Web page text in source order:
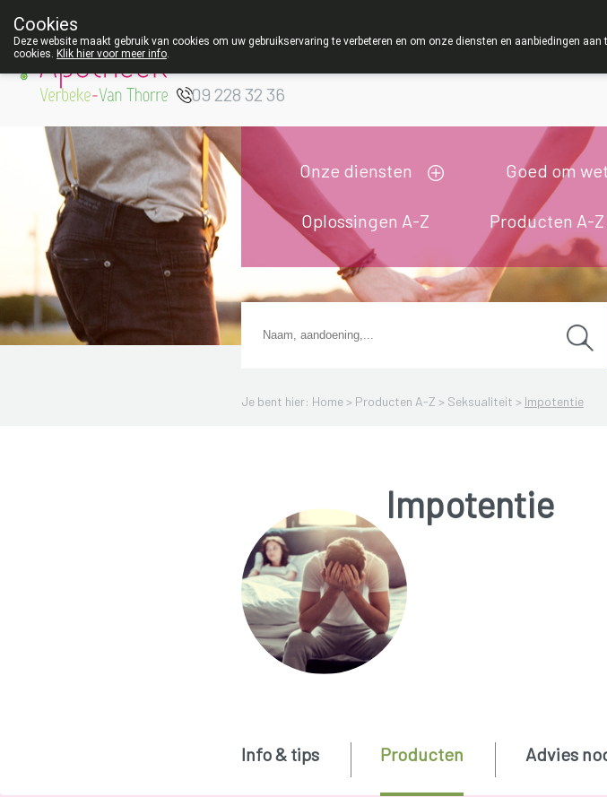
Apotheek Verbeke
09 228 32 36
Onze diensten Goed om
Oplossingen A-Z Producten A-Z
Je bent hier: Home > Producten A-Z > Seksualiteit > Impotentie
Impotentie
Info & tips Producten Advies
Cookies
Deze website maakt gebruik van cookies om uw gebruikservaring te verbeteren en om onze diensten en aanbiedingen
cookies. Klik hier voor meer info.